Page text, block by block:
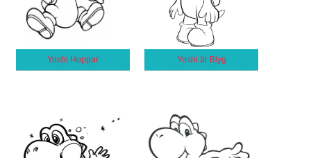
Yoshi Hoppar Yoshi är Blyg